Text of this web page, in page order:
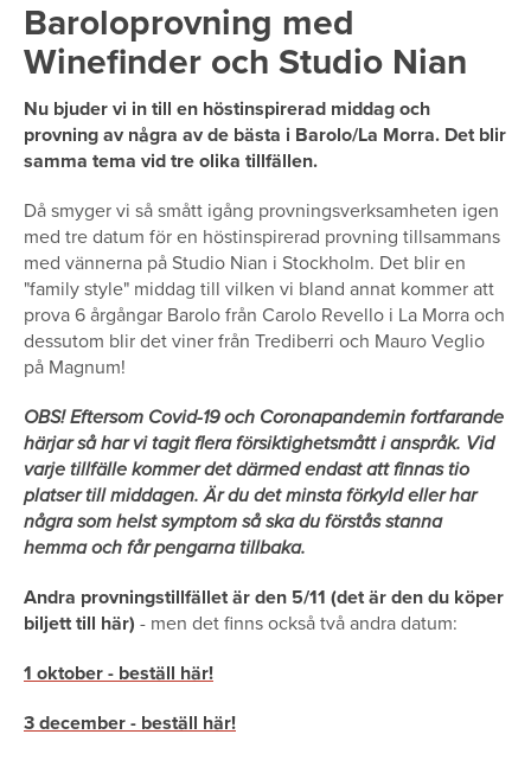
Baroloprovning med
Winefinder och Studio Nian
Nu bjuder vi in till en höstinspirerad middag och
provning av några av de bästa i Barolo/La Morra. Det blir
samma tema vid tre olika tillfällen.
Då smyger vi så smått igång provningsverksamheten igen
med tre datum för en höstinspirerad provning tillsammans
med vännerna på Studio Nian i Stockholm. Det blir en
"family style" middag till vilken vi bland annat kommer att
prova 6 årgångar Barolo från Carolo Revello i La Morra och
dessutom blir det viner från Trediberri och Mauro Veglio
på Magnum!
OBS! Eftersom Covid-19 och Coronapandemin fortfarande
härjar så har vi tagit flera försiktighetsmått i anspråk. Vid
varje tillfälle kommer det därmed endast att finnas tio
platser till middagen. Är du det minsta förkyld eller har
några som helst symptom så ska du förstås stanna
hemma och får pengarna tillbaka.
Andra provningstillfället är den 5/11 (det är den du köper
biljett till här) - men det finns också två andra datum:
1 oktober - beställ här!
3 december - beställ här!